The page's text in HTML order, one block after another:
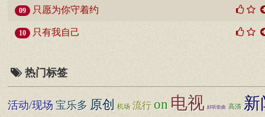
09 只愿为你守着约
10 只有我自己
热门标签
活动/现场 宝乐多 原创 机场 流行 on 电视 好听歌曲 高清 新